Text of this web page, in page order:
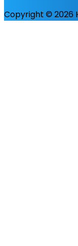
Copyright © 2026